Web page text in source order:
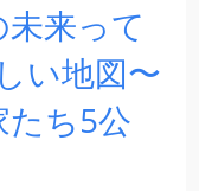
来って
い地図〜
たち5公